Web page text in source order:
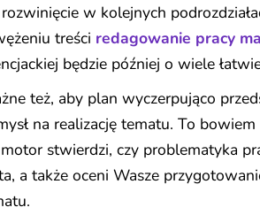
w kolejnych
treści redagowanie pracy
będzie później o wiele
też, aby plan wyczerpująco
na realizację tematu. To
stwierdzi, czy problematyka
a także oceni Wasze